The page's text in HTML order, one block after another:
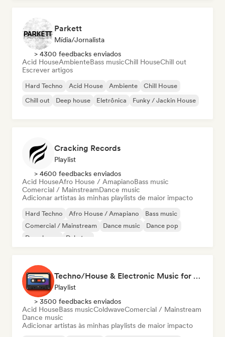
Parkett
Mídia/Jornalista
> 4300 feedbacks enviados
Acid HouseAmbienteBass musicChill HouseChill out
Escrever artigos
Hard Techno Acid House Ambiente
Chill House
Chill out
Deep house Eletrônica Funky / Jackin House
Cracking Records
Playlist
> 4600 feedbacks enviados
Acid HouseAfro House / AmapianoBass music
Comercial / MainstreamDance music
Adicionar artistas às minhas playlists de maior impacto
Hard Techno Afro House / Amapiano
Bass music
Comercial / Mainstream
Dance music
Dance pop
Deep house
Dubstep
Techno/House & Electronic Music for Svea Playlists
Playlist
> 3500 feedbacks enviados
Acid HouseBass musicColdwaveComercial / Mainstream
Dance music
Adicionar artistas às minhas playlists de maior impacto